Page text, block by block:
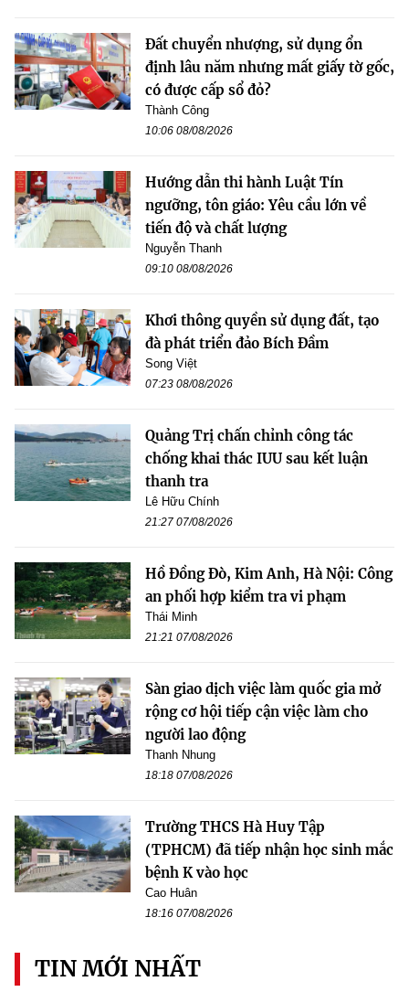
Đất chuyển nhượng, sử dụng ổn
định lâu năm nhưng mất giấy tờ gốc,
có được cấp sổ đỏ?
Thành Công
10:06 08/08/2026
Hướng dẫn thi hành Luật Tín
ngưỡng, tôn giáo: Yêu cầu lớn về
tiến độ và chất lượng
Nguyễn Thanh
09:10 08/08/2026
Khơi thông quyền sử dụng đất, tạo
đà phát triển đảo Bích Đầm
Song Việt
07:23 08/08/2026
Quảng Trị chấn chỉnh công tác
chống khai thác IUU sau kết luận
thanh tra
Lê Hữu Chính
21:27 07/08/2026
Hồ Đồng Đò, Kim Anh, Hà Nội: Công
an phối hợp kiểm tra vi phạm
Thái Minh
21:21 07/08/2026
Sàn giao dịch việc làm quốc gia mở
rộng cơ hội tiếp cận việc làm cho
người lao động
Thanh Nhung
18:18 07/08/2026
Trường THCS Hà Huy Tập
(TPHCM) đã tiếp nhận học sinh mắc
bệnh K vào học
Cao Huân
18:16 07/08/2026
TIN MỚI NHẤT